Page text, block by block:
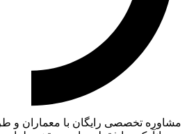
مشاوره تخصصی رایگان با معماران و